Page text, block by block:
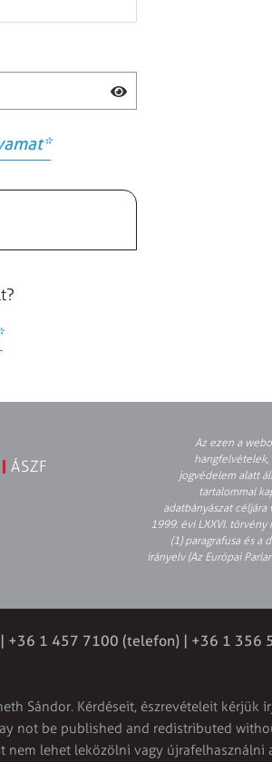
*
ÁSZF
Az ezen a
hangfelvételek,
jogvédelem alatt
tartalommal
adatbányászat céljára
1999. évi LXXVI.
(1) paragrafusa és a
irányelv (Az Európai
| +36 1 457 7100 (telefon) | +36 1 356
Sándor. Kérdéseit, észrevételeit kérjük
not be published and redistributed
nem lehet leközölni vagy újrafelhasználni